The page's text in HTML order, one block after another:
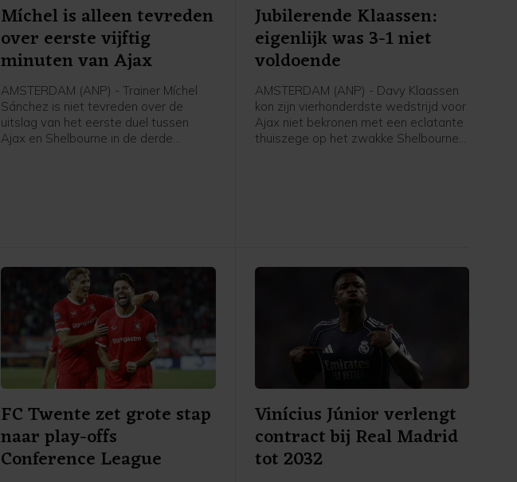
Míchel is alleen tevreden
over eerste vijftig
minuten van Ajax
AMSTERDAM (ANP) - Trainer Míchel
Sánchez is niet tevreden over de
uitslag van het eerste duel tussen
Ajax en Shelbourne in de derde
een counter. Dat was niet goed."
Jubilerende Klaassen:
eigenlijk was 3-1 niet
voldoende
AMSTERDAM (ANP) - Davy Klaassen
kon zijn vierhonderdste wedstrijd voor
Ajax niet bekronen met een eclatante
thuiszege op het zwakke Shelbourne
de tegenstander."
FC Twente zet grote stap
naar play-offs
Conference League
Vinícius Júnior verlengt
contract bij Real Madrid
tot 2032